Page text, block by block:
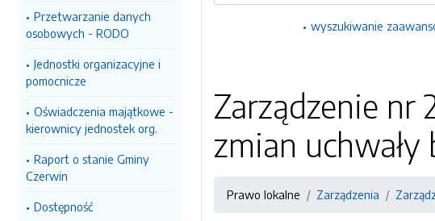
Przetwarzanie danych
osobowych - RODO
Jednostki organizacyjne i
pomocnicze
Oświadczenia majątkowe -
kierownicy jednostek org.
Raport o stanie Gminy
Czerwin
Dostępność
wyszukiwanie
Zarządzenie nr
zmian
Prawo lokalne Zarządzenia